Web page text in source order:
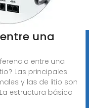
una
entre una
Las principales
y las de litio son
estructura básica